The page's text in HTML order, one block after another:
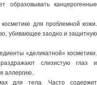
канцерогенные
для проблемной кожи.
убивающее заодно и защитную
«деликатной» косметики.
слизистую глаз и
аллергию.
для тела. Часто содержит